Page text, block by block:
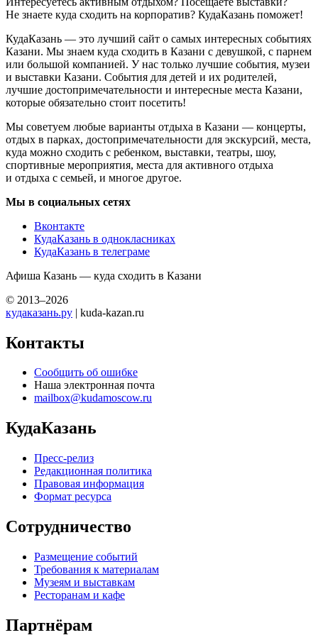
Не знаете куда сходить на корпоратив? КудаКазань поможет!
КудаКазань — это лучший сайт о самых интересных событиях
Казани. Мы знаем куда сходить в Казани с девушкой, с парнем
или большой компанией. У нас только лучшие события, музеи
и выставки Казани. События для детей и их родителей,
лучшие достопримечательности и интересные места Казани,
которые обязательно стоит посетить!
Мы советуем любые варианты отдыха в Казани — концерты,
отдых в парках, достопримечательности для экскурсий, места,
куда можно сходить с ребенком, выставки, театры, шоу,
спортивные мероприятия, места для активного отдыха
и отдыха с семьей, и многое другое.
Мы в социальных сетях
Вконтакте
КудаКазань в однокласниках
КудаКазань в телеграме
Афиша Казань — куда сходить в Казани
© 2013–2026
кудаказань.ру | kuda-kazan.ru
Контакты
Сообщить об ошибке
Наша электронная почта
mailbox@kudamoscow.ru
КудаКазань
Пресс-релиз
Редакционная политика
Правовая информация
Формат ресурса
Сотрудничество
Размещение событий
Требования к материалам
Музеям и выставкам
Ресторанам и кафе
Партнёрам